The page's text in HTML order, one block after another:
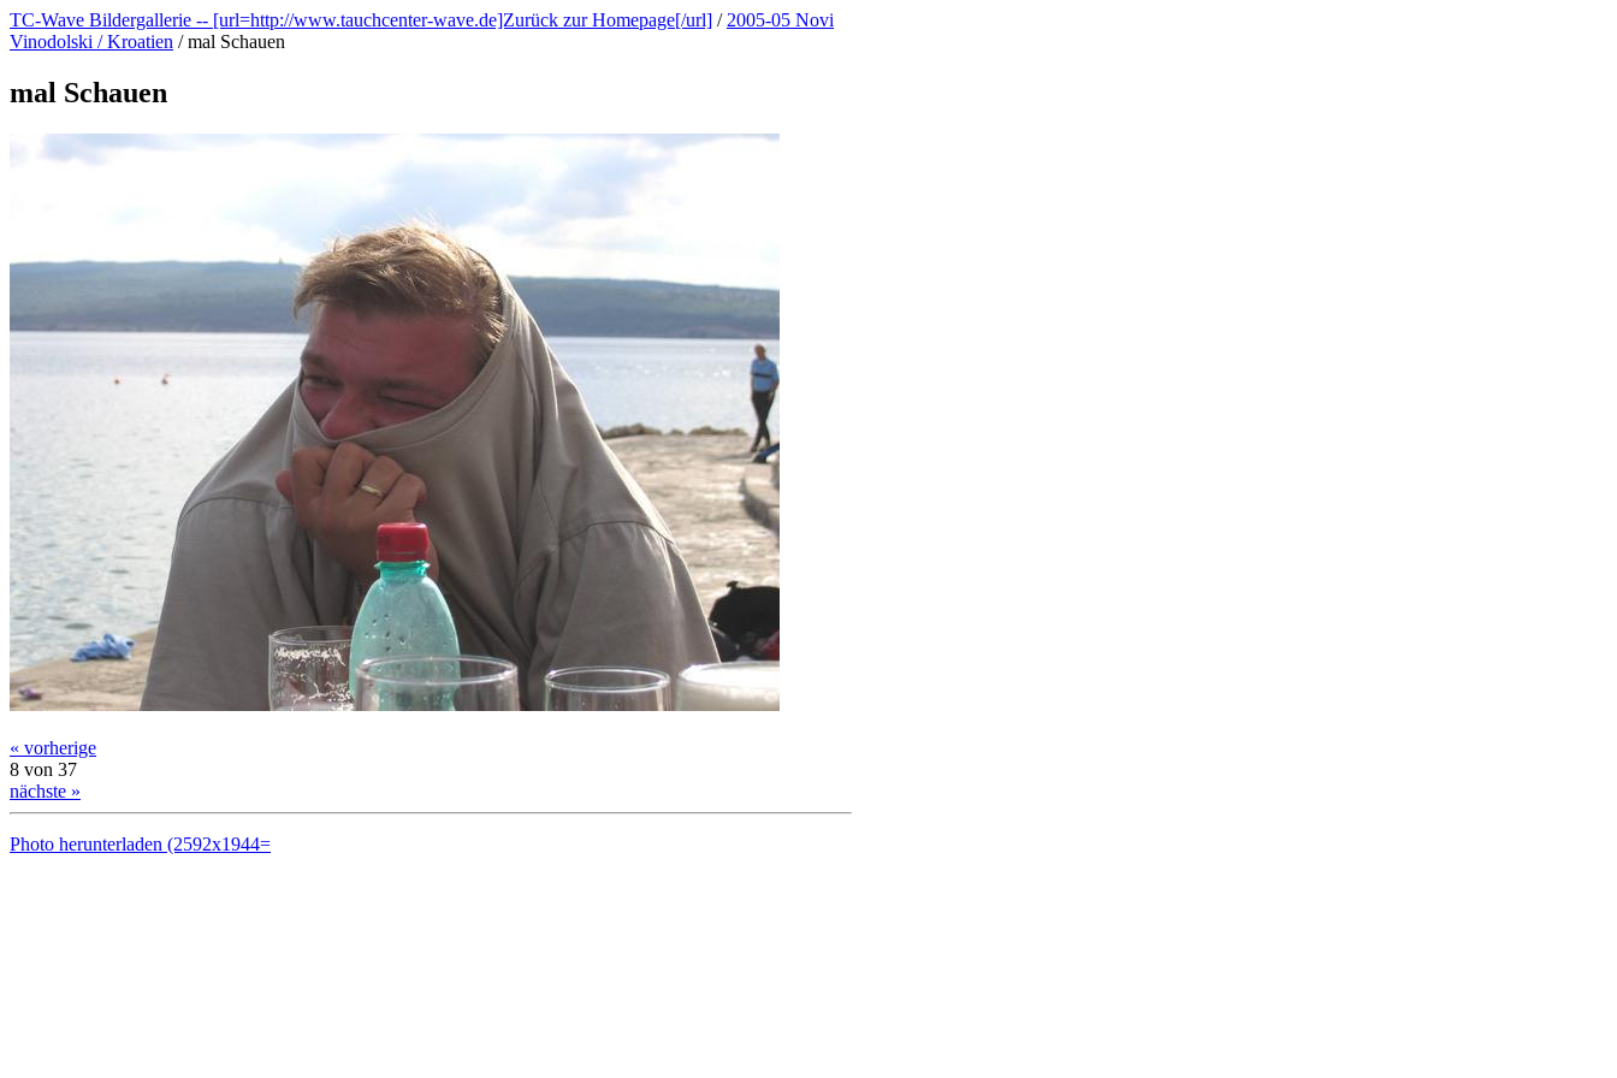
TC-Wave Bildergallerie -- [url=http://www.tauchcenter-wave.de]Zurück zur Homepage[/url] / 2005-05 Novi
Vinodolski / Kroatien /mal Schauen
mal Schauen
« vorherige
8 von 37
nächste »
Photo herunterladen (2592x1944=